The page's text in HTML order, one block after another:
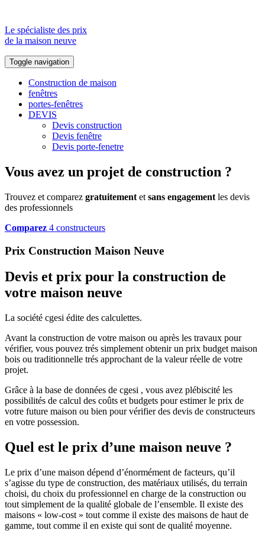
Le spécialiste des prix
de la maison neuve
Toggle navigation
Construction de maison
fenêtres
portes-fenêtres
DEVIS
Devis construction
Devis fenêtre
Devis porte-fenetre
Vous avez un projet de construction ?
Trouvez et comparez gratuitement et sans engagement les devis
des professionnels
Comparez 4 constructeurs
Prix Construction Maison Neuve
Devis et prix pour la construction de
votre maison neuve
La société cgesi édite des calculettes.
Avant la construction de votre maison ou après les travaux pour
vérifier, vous pouvez trés simplement obtenir un prix budget maison
bois ou traditionnelle trés approchant de la valeur réelle de votre
projet.
Grâce à la base de données de cgesi , vous avez plébiscité les
possibilités de calcul des coûts et budgets pour estimer le prix de
votre future maison ou bien pour vérifier des devis de constructeurs
en votre possession.
Quel est le prix d’une maison neuve ?
Le prix d’une maison dépend d’énormément de facteurs, qu’il
s’agisse du type de construction, des matériaux utilisés, du terrain
choisi, du choix du professionnel en charge de la construction ou
tout simplement de la qualité globale de l’ensemble. Il existe des
maisons « low-cost » tout comme il existe des maisons de haut de
gamme, tout comme il en existe qui sont de qualité moyenne.